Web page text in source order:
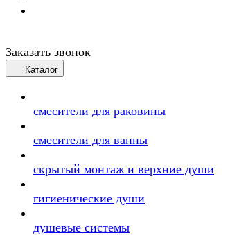
Заказать звонок
Каталог
смесители для раковины
смесители для ванны
скрытый монтаж и верхние души
гигиенические души
душевые системы